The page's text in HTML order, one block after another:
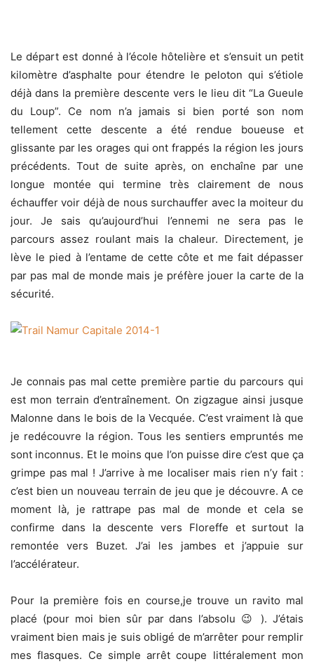
Le départ est donné à l’école hôtelière et s’ensuit un petit
kilomètre d’asphalte pour étendre le peloton qui s’étiole
déjà dans la première descente vers le lieu dit “La Gueule
du Loup”. Ce nom n’a jamais si bien porté son nom
tellement cette descente a été rendue boueuse et
glissante par les orages qui ont frappés la région les jours
précédents. Tout de suite après, on enchaîne par une
longue montée qui termine très clairement de nous
échauffer voir déjà de nous surchauffer avec la moiteur du
jour. Je sais qu’aujourd’hui l’ennemi ne sera pas le
parcours assez roulant mais la chaleur. Directement, je
lève le pied à l’entame de cette côte et me fait dépasser
par pas mal de monde mais je préfère jouer la carte de la
sécurité.
Je connais pas mal cette première partie du parcours qui
est mon terrain d’entraînement. On zigzague ainsi jusque
Malonne dans le bois de la Vecquée. C’est vraiment là que
je redécouvre la région. Tous les sentiers empruntés me
sont inconnus. Et le moins que l’on puisse dire c’est que ça
grimpe pas mal ! J’arrive à me localiser mais rien n’y fait :
c’est bien un nouveau terrain de jeu que je découvre. A ce
moment là, je rattrape pas mal de monde et cela se
confirme dans la descente vers Floreffe et surtout la
remontée vers Buzet. J’ai les jambes et j’appuie sur
l’accélérateur.
Pour la première fois en course,je trouve un ravito mal
placé (pour moi bien sûr par dans l’absolu 😉 ). J’étais
vraiment bien mais je suis obligé de m’arrêter pour remplir
mes flasques. Ce simple arrêt coupe littéralement mon